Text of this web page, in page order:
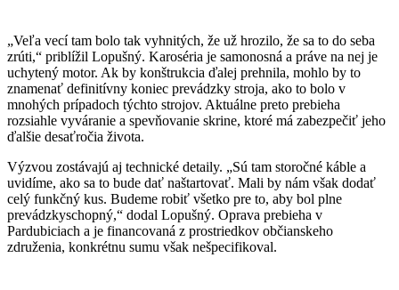
„Veľa vecí tam bolo tak vyhnitých, že už hrozilo, že sa to do seba
zrúti,“ priblížil Lopušný. Karoséria je samonosná a práve na nej je
uchytený motor. Ak by konštrukcia ďalej prehnila, mohlo by to
znamenať definitívny koniec prevádzky stroja, ako to bolo v
mnohých prípadoch týchto strojov. Aktuálne preto prebieha
rozsiahle vyváranie a spevňovanie skrine, ktoré má zabezpečiť jeho
ďalšie desaťročia života.
Výzvou zostávajú aj technické detaily. „Sú tam storočné káble a
uvidíme, ako sa to bude dať naštartovať. Mali by nám však dodať
celý funkčný kus. Budeme robiť všetko pre to, aby bol plne
prevádzkyschopný,“ dodal Lopušný. Oprava prebieha v
Pardubiciach a je financovaná z prostriedkov občianskeho
združenia, konkrétnu sumu však nešpecifikoval.